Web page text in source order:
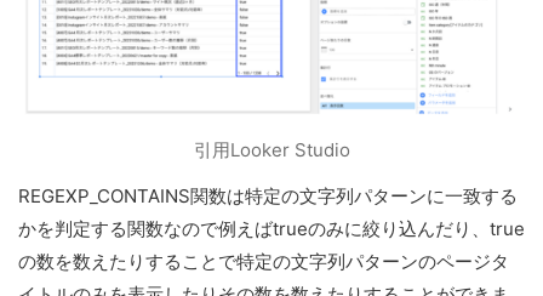
引用Looker Studio
REGEXP_CONTAINS関数は特定の文字列パターンに一致する
かを判定する関数なので例えばtrueのみに絞り込んだり、true
の数を数えたりすることで特定の文字列パターンのページタ